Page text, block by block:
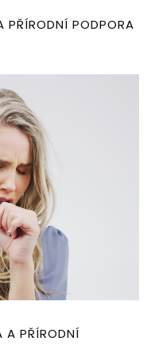
PŘÍRODNÍ PODPORA
A PŘÍRODNÍ